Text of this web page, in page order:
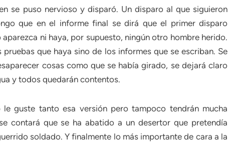
se puso nervioso y disparó. Un disparo al que siguieron
que en el informe final se dirá que el primer disparo
ni haya, por supuesto, ningún otro hombre herido.
que haya sino de los informes que se escriban. Se
cosas como que se había girado, se dejará claro
y todos quedarán contentos.
guste tanto esa versión pero tampoco tendrán mucha
contará que se ha abatido a un desertor que pretendía
soldado. Y finalmente lo más importante de cara a la